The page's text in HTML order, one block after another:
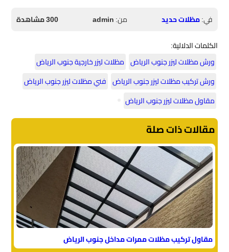
في:مظلات حديد من:admin
300 مشاهدة
الكلمات الدلالية:
ورش مظلات ليزر جنوب الرياض مظلات ليزر خارجية جنوب الرياض
ورش تركيب مظلات ليزر جنوب الرياض فني مظلات ليزر جنوب الرياض
مقاول مظلات ليزر جنوب الرياض
مقالات ذات صلة
مقاول تركيب مظلات ممرات مداخل جنوب الرياض